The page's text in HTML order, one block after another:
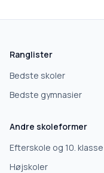
Ranglister
Bedste skoler
Bedste gymnasier
Andre skoleformer
Efterskole og 10. klasse
Højskoler